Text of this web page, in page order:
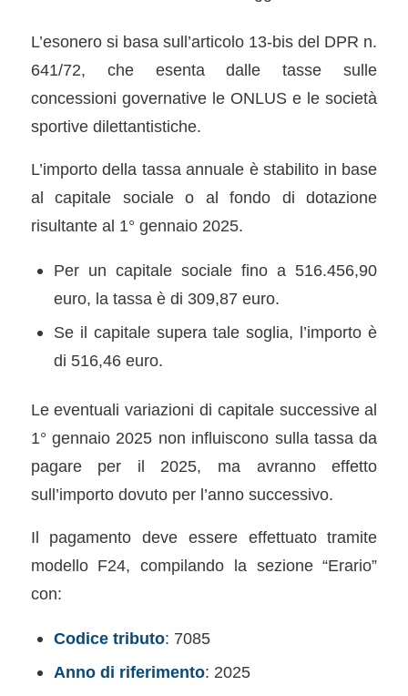
L’esonero si basa sull’articolo 13-bis del DPR n.
641/72, che esenta dalle tasse sulle
concessioni governative le ONLUS e le società
sportive dilettantistiche.
L’importo della tassa annuale è stabilito in base
al capitale sociale o al fondo di dotazione
risultante al 1° gennaio 2025.
Per un capitale sociale fino a 516.456,90
euro, la tassa è di 309,87 euro.
Se il capitale supera tale soglia, l’importo è
di 516,46 euro.
Le eventuali variazioni di capitale successive al
1° gennaio 2025 non influiscono sulla tassa da
pagare per il 2025, ma avranno effetto
sull’importo dovuto per l’anno successivo.
Il pagamento deve essere effettuato tramite
modello F24, compilando la sezione “Erario”
con:
Codice tributo: 7085
Anno di riferimento: 2025